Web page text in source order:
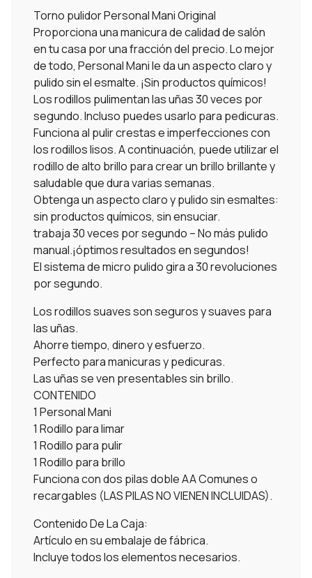
Torno pulidor Personal Mani Original
Proporciona una manicura de calidad de salón
en tu casa por una fracción del precio. Lo mejor
de todo, Personal Mani le da un aspecto claro y
pulido sin el esmalte. ¡Sin productos químicos!
Los rodillos pulimentan las uñas 30 veces por
segundo. Incluso puedes usarlo para pedicuras.
Funciona al pulir crestas e imperfecciones con
los rodillos lisos. A continuación, puede utilizar el
rodillo de alto brillo para crear un brillo brillante y
saludable que dura varias semanas.
Obtenga un aspecto claro y pulido sin esmaltes:
sin productos químicos, sin ensuciar.
trabaja 30 veces por segundo – No más pulido
manual.¡óptimos resultados en segundos!
El sistema de micro pulido gira a 30 revoluciones
por segundo.
Los rodillos suaves son seguros y suaves para
las uñas.
Ahorre tiempo, dinero y esfuerzo.
Perfecto para manicuras y pedicuras.
Las uñas se ven presentables sin brillo.
CONTENIDO
1 Personal Mani
1 Rodillo para limar
1 Rodillo para pulir
1 Rodillo para brillo
Funciona con dos pilas doble AA Comunes o
recargables (LAS PILAS NO VIENEN INCLUIDAS).
Contenido De La Caja:
Artículo en su embalaje de fábrica.
Incluye todos los elementos necesarios.